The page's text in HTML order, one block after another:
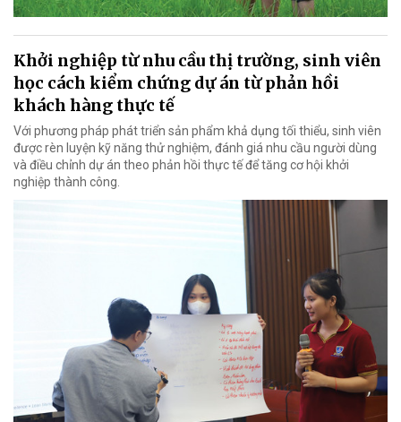
Khởi nghiệp từ nhu cầu thị trường, sinh viên
học cách kiểm chứng dự án từ phản hồi
khách hàng thực tế
Với phương pháp phát triển sản phẩm khả dụng tối thiểu, sinh viên
được rèn luyện kỹ năng thử nghiệm, đánh giá nhu cầu người dùng
và điều chỉnh dự án theo phản hồi thực tế để tăng cơ hội khởi
nghiệp thành công.